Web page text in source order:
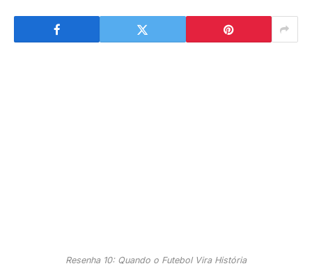
Resenha 10: Quando o Futebol Vira História